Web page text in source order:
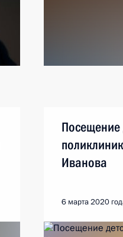
Посещение
Иванова
6 марта 2020